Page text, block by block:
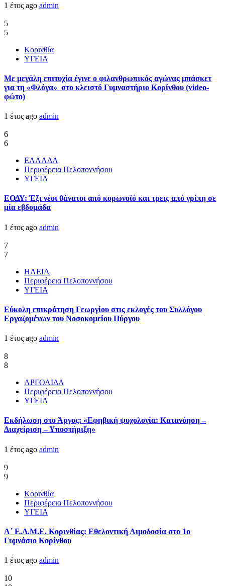
1 έτος ago admin
5
5
Κορινθία
ΥΓΕΙΑ
Με μεγάλη επιτυχία έγινε ο φιλανθρωπικός αγώνας μπάσκετ
για τη «Φλόγα» στο κλειστό Γυμναστήριο Κορίνθου (video-
φώτο)
1 έτος ago admin
6
6
ΕΛΛΑΔΑ
Περιφέρεια Πελοποννήσου
ΥΓΕΙΑ
ΕΟΔΥ: Έξι νέοι θάνατοι από κορωνοϊό και τρεις από γρίπη σε
μία εβδομάδα
1 έτος ago admin
7
7
ΗΛΕΙΑ
Περιφέρεια Πελοποννήσου
ΥΓΕΙΑ
Εύκολη επικράτηση Γεωργίου στις εκλογές του Συλλόγου
Εργαζομένων του Νοσοκομείου Πύργου
1 έτος ago admin
8
8
ΑΡΓΟΛΙΔΑ
Περιφέρεια Πελοποννήσου
ΥΓΕΙΑ
Εκδήλωση στο Άργος: «Εφηβική ψυχολογία: Κατανόηση –
Διαχείριση – Υποστήριξη»
1 έτος ago admin
9
9
Κορινθία
Περιφέρεια Πελοποννήσου
ΥΓΕΙΑ
Α΄ Ε.Λ.Μ.Ε. Κορινθίας: Εθελοντική Αιμοδοσία στο 1ο
Γυμνάσιο Κορίνθου
1 έτος ago admin
10